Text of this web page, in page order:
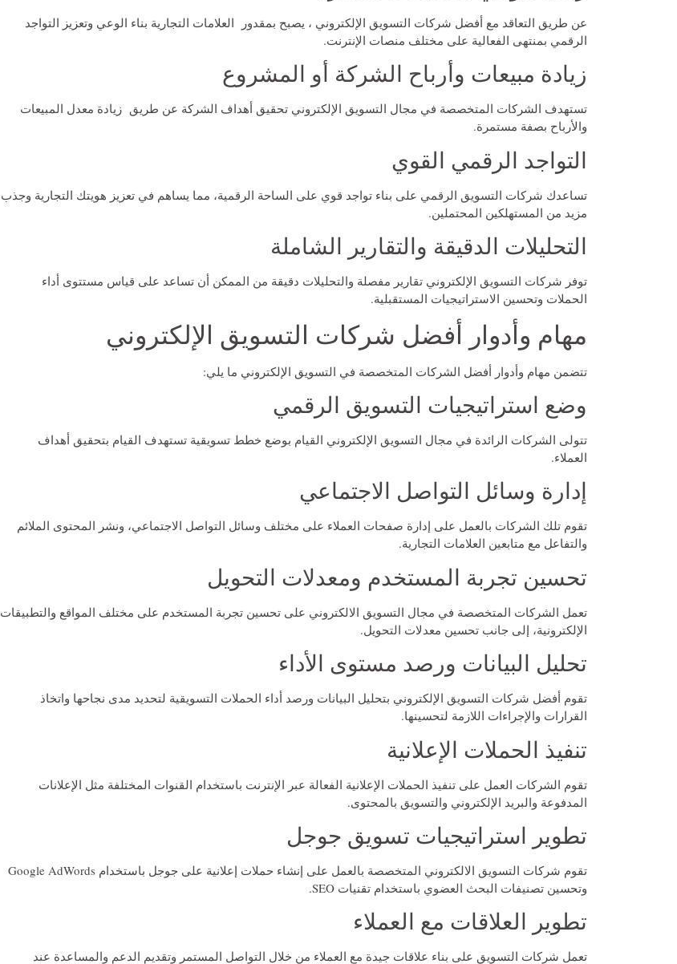
عن طريق التعاقد مع أفضل شركات التسويق الإلكتروني ، يصبح بمقدور العلامات التجارية بناء الوعي وتعزيز التواجد
الرقمي بمنتهى الفعالية على مختلف منصات الإنترنت.
زيادة مبيعات وأرباح الشركة أو المشروع
تستهدف الشركات المتخصصة في مجال التسويق الإلكتروني تحقيق أهداف الشركة عن طريق زيادة معدل المبيعات
والأرباح بصفة مستمرة.
التواجد الرقمي القوي
تساعدك شركات التسويق الرقمي على بناء تواجد قوي على الساحة الرقمية، مما يساهم في تعزيز هويتك التجارية وجذب
مزيد من المستهلكين المحتملين.
التحليلات الدقيقة والتقارير الشاملة
توفر شركات التسويق الإلكتروني تقارير مفصلة والتحليلات دقيقة من الممكن أن تساعد على قياس مستتوى أداء
الحملات وتحسين الاستراتيجيات المستقبلية.
مهام وأدوار أفضل شركات التسويق الإلكتروني
تتضمن مهام وأدوار أفضل الشركات المتخصصة في التسويق الإلكتروني ما يلي:
وضع استراتيجيات التسويق الرقمي
تتولى الشركات الرائدة في مجال التسويق الإلكتروني القيام بوضع خطط تسويقية تستهدف القيام بتحقيق أهداف
العملاء.
إدارة وسائل التواصل الاجتماعي
تقوم تلك الشركات بالعمل على إدارة صفحات العملاء على مختلف وسائل التواصل الاجتماعي، ونشر المحتوى الملائم
والتفاعل مع متابعين العلامات التجارية.
تحسين تجربة المستخدم ومعدلات التحويل
تعمل الشركات المتخصصة في مجال التسويق الالكتروني على تحسين تجربة المستخدم على مختلف المواقع والتطبيقات
الإلكترونية، إلى جانب تحسين معدلات التحويل.
تحليل البيانات ورصد مستوى الأداء
تقوم أفضل شركات التسويق الإلكتروني بتحليل البيانات ورصد أداء الحملات التسويقية لتحديد مدى نجاحها واتخاذ
القرارات والإجراءات اللازمة لتحسينها.
تنفيذ الحملات الإعلانية
تقوم الشركات العمل على تنفيذ الحملات الإعلانية الفعالة عبر الإنترنت باستخدام القنوات المختلفة مثل الإعلانات
المدفوعة والبريد الإلكتروني والتسويق بالمحتوى.
تطوير استراتيجيات تسويق جوجل
تقوم شركات التسويق الالكتروني المتخصصة بالعمل على إنشاء حملات إعلانية على جوجل باستخدام Google AdWords
وتحسين تصنيفات البحث العضوي باستخدام تقنيات SEO.
تطوير العلاقات مع العملاء
تعمل شركات التسويق على بناء علاقات جيدة مع العملاء من خلال التواصل المستمر وتقديم الدعم والمساعدة عند